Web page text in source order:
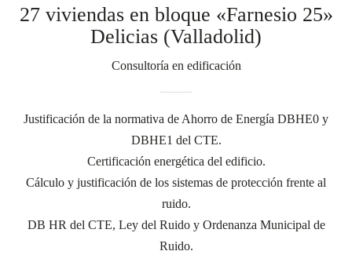
27 viviendas en bloque «Farnesio 25»
Delicias (Valladolid)
Consultoría en edificación
Justificación de la normativa de Ahorro de Energía DBHE0 y
DBHE1 del CTE.
Certificación energética del edificio.
Cálculo y justificación de los sistemas de protección frente al
ruido.
DB HR del CTE, Ley del Ruido y Ordenanza Municipal de
Ruido.